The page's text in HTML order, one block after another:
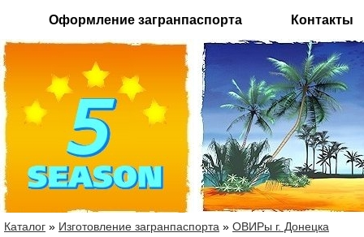
Оформление загранпаспорта Контакты
Каталог » Изготовление загранпаспорта » ОВИРы г. Донецка